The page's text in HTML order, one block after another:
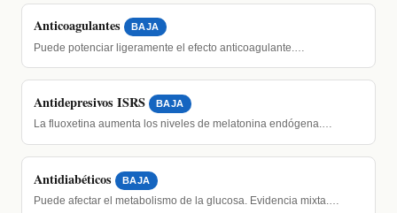
Anticoagulantes BAJA
Puede potenciar ligeramente el efecto anticoagulante.…
Antidepresivos ISRS BAJA
La fluoxetina aumenta los niveles de melatonina endógena.…
Antidiabéticos BAJA
Puede afectar el metabolismo de la glucosa. Evidencia mixta.…